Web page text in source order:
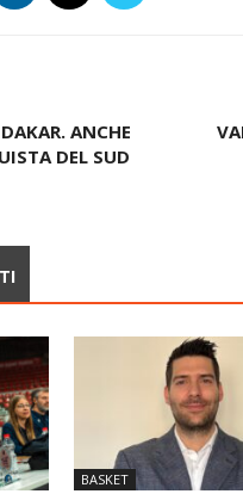
ANCHE
DEL SUD
BASKET